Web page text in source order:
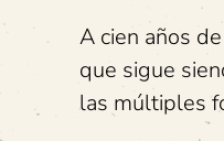
A cien años
que sigue
las múltiples